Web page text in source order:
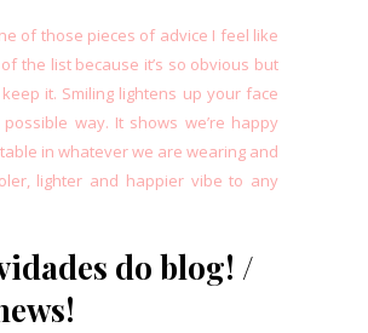
of those pieces of advice I feel like
the list because it’s so obvious but
keep it. Smiling lightens up your face
way. It shows we’re happy
in whatever we are wearing and
lighter and happier vibe to any
do blog! /